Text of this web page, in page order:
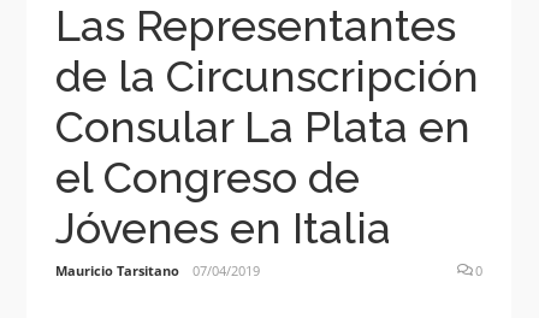
Las Representantes
de la Circunscripción
Consular La Plata en
el Congreso de
Jóvenes en Italia
Mauricio Tarsitano 07/04/2019 0